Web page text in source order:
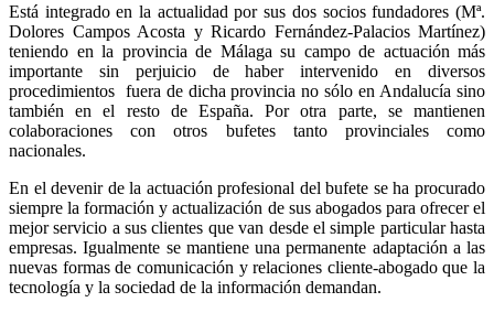
Está integrado en la actualidad por sus dos socios fundadores (Mª.
Dolores Campos Acosta y Ricardo Fernández-Palacios Martínez)
teniendo en la provincia de Málaga su campo de actuación más
importante sin perjuicio de haber intervenido en diversos
procedimientos fuera de dicha provincia no sólo en Andalucía sino
también en el resto de España. Por otra parte, se mantienen
colaboraciones con otros bufetes tanto provinciales como
nacionales.
En el devenir de la actuación profesional del bufete se ha procurado
siempre la formación y actualización de sus abogados para ofrecer el
mejor servicio a sus clientes que van desde el simple particular hasta
empresas. Igualmente se mantiene una permanente adaptación a las
nuevas formas de comunicación y relaciones cliente-abogado que la
tecnología y la sociedad de la información demandan.